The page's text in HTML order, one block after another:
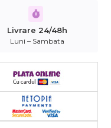
Livrare 24/48h
Luni – Sambata